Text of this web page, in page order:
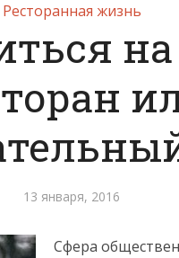
Ресторанная жизнь
13 января, 2016
Сфера